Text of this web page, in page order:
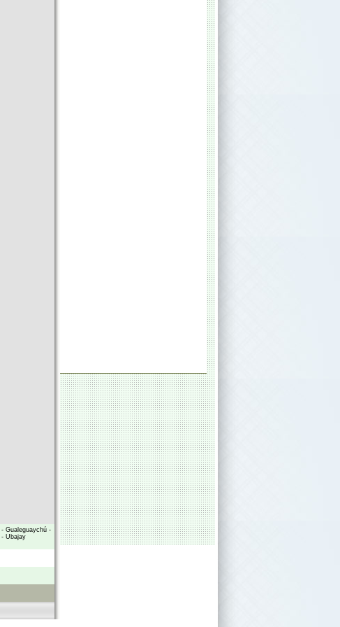
- Gualeguaychú -
- Ubajay